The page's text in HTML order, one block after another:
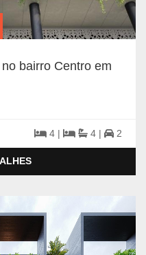
bairro Centro em
4 | 4 | 2